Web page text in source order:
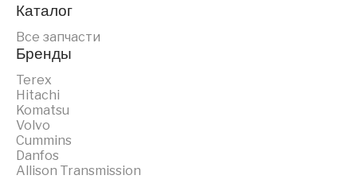
Каталог
Все запчасти
Бренды
Terex
Hitachi
Komatsu
Volvo
Cummins
Danfos
Allison Transmission